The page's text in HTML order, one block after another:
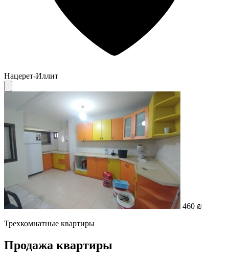
Нацерет-Иллит
460 ₪
Трехкомнатные квартиры
Продажа квартиры